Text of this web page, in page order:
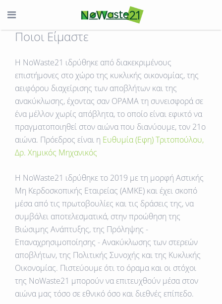
Ποιοι Είμαστε
H NoWaste21 ιδρύθηκε από διακεκριμένους
επιστήμονες στο χώρο της κυκλικής οικονομίας, της
αειφόρου διαχείρισης των αποβλήτων και της
ανακύκλωσης, έχοντας σαν ΟΡΑΜΑ τη συνεισφορά σε
ένα μέλλον χωρίς απόβλητα,το οποίο είναι εφικτό να
πραγματοποιηθεί στον αιώνα που διανύουμε, τον 21ο
αιώνα. Πρόεδρος είναι η Ευθυμία (Εφη) Τριτοπούλου,
Δρ. Χημικός Μηχανικός
Η NoWaste21 ιδρύθηκε το 2019 με τη μορφή Αστικής
Μη Κερδοσκοπικής Εταιρείας (ΑΜΚΕ) και έχει σκοπό
μέσα από τις πρωτοβουλίες και τις δράσεις της, να
συμβάλει αποτελεσματικά, στην προώθηση της
Βιώσιμης Ανάπτυξης, της Πρόληψης -
Επαναχρησιμοποίησης - Ανακύκλωσης των στερεών
αποβλήτων, της Πολιτικής Συνοχής και της Κυκλικής
Οικονομίας. Πιστεύουμε ότι το όραμα και οι στόχοι
της NoWaste21 μπορούν να επιτευχθούν μέσα στον
αιώνα μας τόσο σε εθνικό όσο και διεθνές επίπεδο.